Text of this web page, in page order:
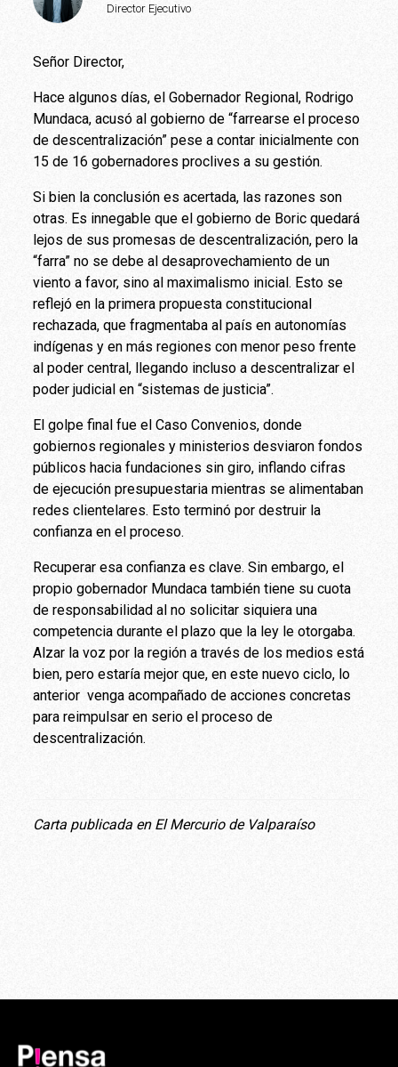
Director Ejecutivo
Señor Director,
Hace algunos días, el Gobernador Regional, Rodrigo
Mundaca, acusó al gobierno de “farrearse el proceso
de descentralización” pese a contar inicialmente con
15 de 16 gobernadores proclives a su gestión.
Si bien la conclusión es acertada, las razones son
otras. Es innegable que el gobierno de Boric quedará
lejos de sus promesas de descentralización, pero la
“farra” no se debe al desaprovechamiento de un
viento a favor, sino al maximalismo inicial. Esto se
reflejó en la primera propuesta constitucional
rechazada, que fragmentaba al país en autonomías
indígenas y en más regiones con menor peso frente
al poder central, llegando incluso a descentralizar el
poder judicial en “sistemas de justicia”.
El golpe final fue el Caso Convenios, donde
gobiernos regionales y ministerios desviaron fondos
públicos hacia fundaciones sin giro, inflando cifras
de ejecución presupuestaria mientras se alimentaban
redes clientelares. Esto terminó por destruir la
confianza en el proceso.
Recuperar esa confianza es clave. Sin embargo, el
propio gobernador Mundaca también tiene su cuota
de responsabilidad al no solicitar siquiera una
competencia durante el plazo que la ley le otorgaba.
Alzar la voz por la región a través de los medios está
bien, pero estaría mejor que, en este nuevo ciclo, lo
anterior venga acompañado de acciones concretas
para reimpulsar en serio el proceso de
descentralización.
Carta publicada en El Mercurio de Valparaíso